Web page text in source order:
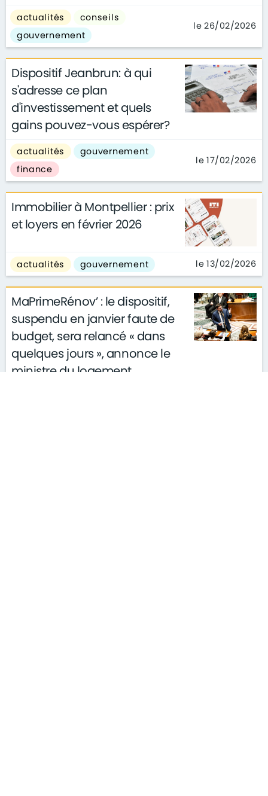
actualités
conseils
gouvernement
le 26/02/2026
Dispositif Jeanbrun: à qui
s'adresse ce plan
d'investissement et quels
gains pouvez-vous espérer?
actualités
gouvernement
finance
le 17/02/2026
Immobilier à Montpellier : prix
et loyers en février 2026
actualités gouvernement le 13/02/2026
MaPrimeRénov’ : le dispositif,
suspendu en janvier faute de
budget, sera relancé « dans
quelques jours », annonce le
ministre du logement